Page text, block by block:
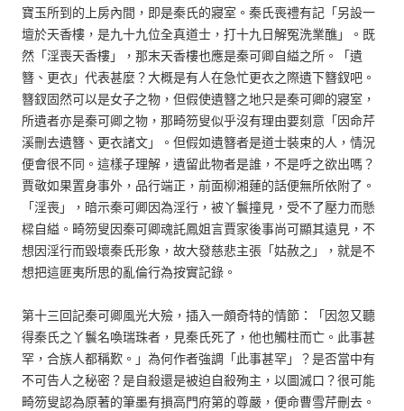
寶玉所到的上房內間，即是秦氏的寢室。秦氏喪禮有記「另設一
壇於天香樓，是九十九位全真道士，打十九日解冤洗業醮」。既
然「淫喪天香樓」，那末天香樓也應是秦可卿自縊之所。「遺
簪、更衣」代表甚麼？大概是有人在急忙更衣之際遺下簪釵吧。
簪釵固然可以是女子之物，但假使遺簪之地只是秦可卿的寢室，
所遺者亦是秦可卿之物，那畸笏叟似乎沒有理由要刻意「因命芹
溪刪去遺簪、更衣諸文」。但假如遺簪者是道士裝束的人，情況
便會很不同。這樣子理解，遺留此物者是誰，不是呼之欲出嗎？
賈敬如果置身事外，品行端正，前面柳湘蓮的話便無所依附了。
「淫喪」，暗示秦可卿因為淫行，被丫鬟撞見，受不了壓力而懸
樑自縊。畸笏叟因秦可卿魂託鳳姐言賈家後事尚可顯其遠見，不
想因淫行而毀壞秦氏形象，故大發慈悲主張「姑赦之」，就是不
想把這匪夷所思的亂倫行為按實記錄。
第十三回記秦可卿風光大殮，插入一頗奇特的情節：「因忽又聽
得秦氏之丫鬟名喚瑞珠者，見秦氏死了，他也觸柱而亡。此事甚
罕，合族人都稱歎。」為何作者強調「此事甚罕」？是否當中有
不可告人之秘密？是自殺還是被迫自殺殉主，以圖滅口？很可能
畸笏叟認為原著的筆墨有損高門府第的尊嚴，便命曹雪芹刪去。